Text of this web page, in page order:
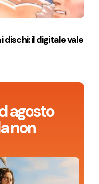
agosto
non
dischi: il digitale vale